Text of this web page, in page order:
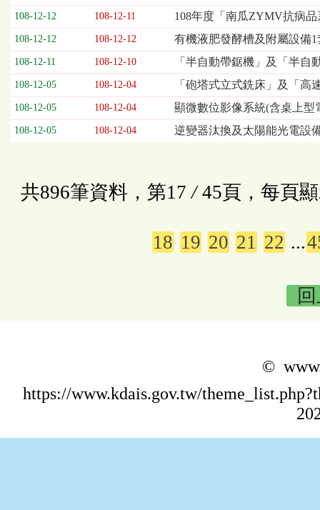
事
項
108-12-12 108-12-11 108年度「南瓜ZYMV抗病
108-12-12 108-12-12 有機液肥發酵槽及附屬設備1
108-12-11 108-12-10 「半自動帶鋸機」及「半自
108-12-05 108-12-04 「砲塔式立式銑床」及「高
108-12-05 108-12-04 顯微數位影像系統(含桌上型
108-12-05 108-12-04 逆變器汰換及太陽能光電設
共896筆資料，第17 /45頁，每頁
18 19 20 21 22 ...
©
https://www.kdais.gov.tw/